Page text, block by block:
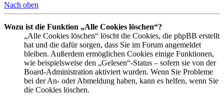
Nach oben
Wozu ist die Funktion „Alle Cookies löschen“?
„Alle Cookies löschen“ löscht die Cookies, die phpBB erstellt
hat und die dafür sorgen, dass Sie im Forum angemeldet
bleiben. Außerdem ermöglichen Cookies einige Funktionen,
wie beispielsweise den „Gelesen“-Status – sofern sie von der
Board-Administration aktiviert wurden. Wenn Sie Probleme
bei der An- oder Abmeldung haben, kann es helfen, wenn Sie
die Cookies löschen.